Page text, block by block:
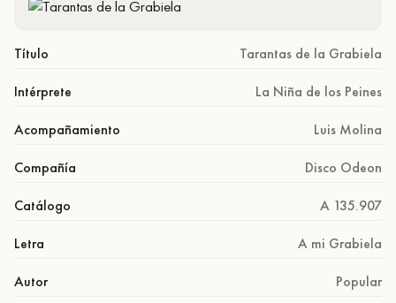
Título Tarantas de la Grabiela
Intérprete La Niña de los Peines
Acompañamiento Luis Molina
Compañía Disco Odeon
Catálogo A 135.907
Letra A mi Grabiela
Autor Popular